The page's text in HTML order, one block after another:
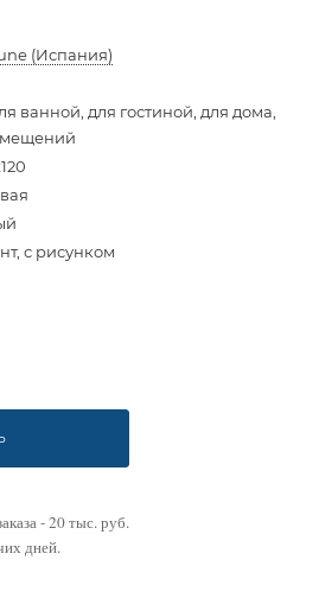
(Испания)
ванной, для гостиной, для дома,
с рисунком
- 20 тыс. руб.
дней.